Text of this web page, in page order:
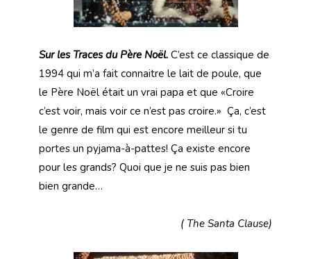
Sur les Traces du Père Noël. C’est ce classique de
1994 qui m’a fait connaitre le lait de poule, que
le Père Noël était un vrai papa et que «Croire
c’est voir, mais voir ce n’est pas croire.» Ça, c’est
le genre de film qui est encore meilleur si tu
portes un pyjama-à-pattes! Ça existe encore
pour les grands? Quoi que je ne suis pas bien
bien grande…
( The Santa Clause)